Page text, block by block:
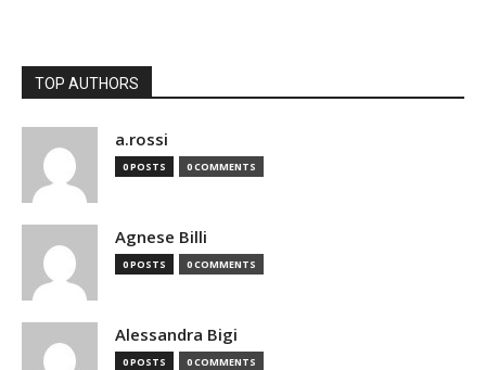
TOP AUTHORS
a.rossi
0 POSTS 0 COMMENTS
Agnese Billi
0 POSTS 0 COMMENTS
Alessandra Bigi
0 POSTS 0 COMMENTS